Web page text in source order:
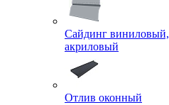
Сайдинг виниловый,
акриловый
Отлив оконный